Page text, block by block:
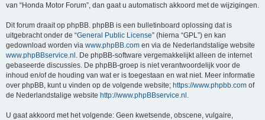
van “Honda Motor Forum”, dan gaat u automatisch akkoord met de wijzigingen.
Dit forum draait op phpBB. phpBB is een bulletinboard oplossing dat is
uitgebracht onder de “General Public License” (hierna “GPL”) en kan
gedownload worden via www.phpBB.com en via de Nederlandstalige website
www.phpBBservice.nl . De phpBB-software vergemakkelijkt alleen de internet
gebaseerde discussies. De phpBB-groep is niet verantwoordelijk voor de
inhoud en/of de houding van wat er is toegestaan en wat niet. Meer informatie
over phpBB, kunt u vinden op de volgende website; https://www.phpbb.com of
de Nederlandstalige website http://www.phpBBservice.nl .
U gaat akkoord met het volgende: Geen kwetsende, obscene, vulgaire,